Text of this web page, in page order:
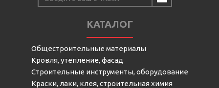
КАТАЛОГ
Общестроительные материалы
Кровля, утепление, фасад
Строительные инструменты, оборудование
Краски, лаки, клея, строительная химия